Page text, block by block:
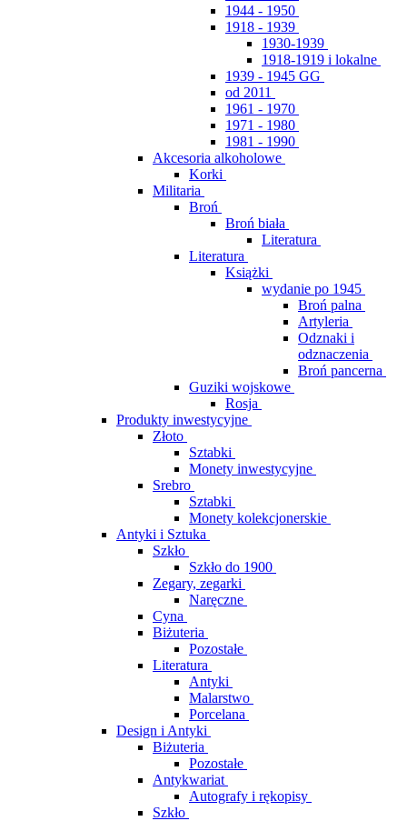
1944 - 1950
1918 - 1939
1930-1939
1918-1919 i lokalne
1939 - 1945 GG
od 2011
1961 - 1970
1971 - 1980
1981 - 1990
Akcesoria alkoholowe
Korki
Militaria
Broń
Broń biała
Literatura
Literatura
Książki
wydanie po 1945
Broń palna
Artyleria
Odznaki i
odznaczenia
Broń pancerna
Guziki wojskowe
Rosja
Produkty inwestycyjne
Złoto
Sztabki
Monety inwestycyjne
Srebro
Sztabki
Monety kolekcjonerskie
Antyki i Sztuka
Szkło
Szkło do 1900
Zegary, zegarki
Naręczne
Cyna
Biżuteria
Pozostałe
Literatura
Antyki
Malarstwo
Porcelana
Design i Antyki
Biżuteria
Pozostałe
Antykwariat
Autografy i rękopisy
Szkło